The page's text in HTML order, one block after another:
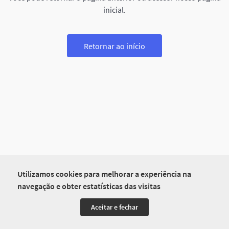
Utilizamos cookies para melhorar a experiência na
navegação e obter estatísticas das visitas
Aceitar e fechar
inicial.
Retornar ao início